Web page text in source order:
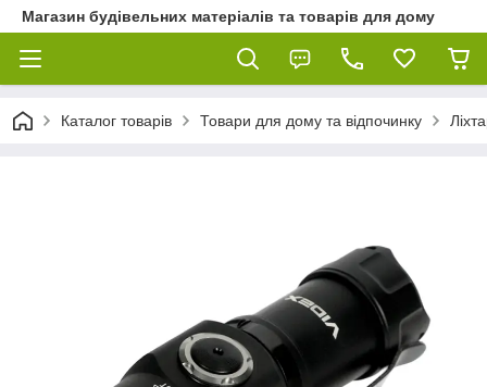
Магазин будівельних матеріалів та товарів для дому
Каталог товарів Товари для дому та відпочинку